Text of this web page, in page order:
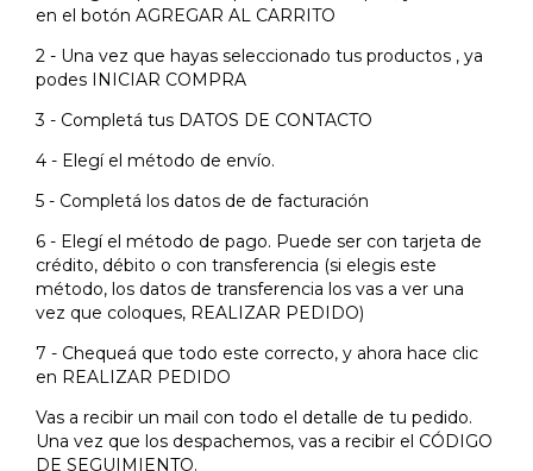
en el botón AGREGAR AL CARRITO
2 - Una vez que hayas seleccionado tus productos , ya
podes INICIAR COMPRA
3 - Completá tus DATOS DE CONTACTO
4 - Elegí el método de envío.
5 - Completá los datos de de facturación
6 - Elegí el método de pago. Puede ser con tarjeta de
crédito, débito o con transferencia (si elegis este
método, los datos de transferencia los vas a ver una
vez que coloques, REALIZAR PEDIDO)
7 - Chequeá que todo este correcto, y ahora hace clic
en REALIZAR PEDIDO
Vas a recibir un mail con todo el detalle de tu pedido.
Una vez que los despachemos, vas a recibir el CÓDIGO
DE SEGUIMIENTO.